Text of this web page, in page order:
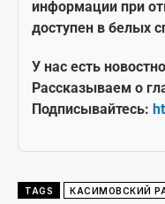
информации при
доступен в белых
У нас есть
Рассказываем о
Подписывайтесь:
TAGS КАСИМОВСКИЙ